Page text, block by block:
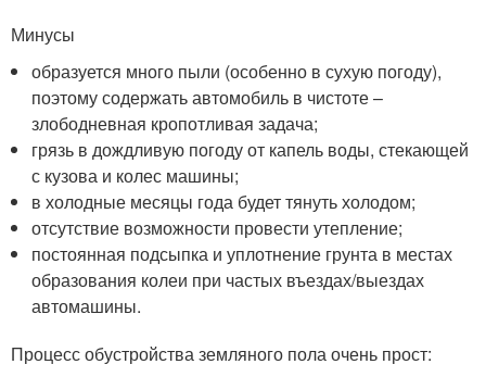
Минусы
образуется много пыли (особенно в сухую погоду),
поэтому содержать автомобиль в чистоте –
злободневная кропотливая задача;
грязь в дождливую погоду от капель воды, стекающей
с кузова и колес машины;
в холодные месяцы года будет тянуть холодом;
отсутствие возможности провести утепление;
постоянная подсыпка и уплотнение грунта в местах
образования колеи при частых въездах/выездах
автомашины.
Процесс обустройства земляного пола очень прост: